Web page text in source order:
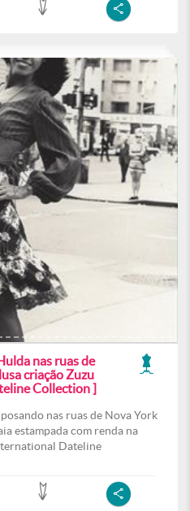
nas ruas de
criação Zuzu
Collection ]
nas ruas de Nova York
estampada com renda na
Dateline